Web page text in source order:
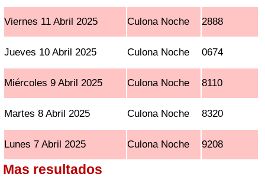
Viernes 11 Abril 2025 Culona Noche 2888
Jueves 10 Abril 2025 Culona Noche 0674
Miércoles 9 Abril 2025 Culona Noche 8110
Martes 8 Abril 2025 Culona Noche 8320
Lunes 7 Abril 2025 Culona Noche 9208
Mas resultados